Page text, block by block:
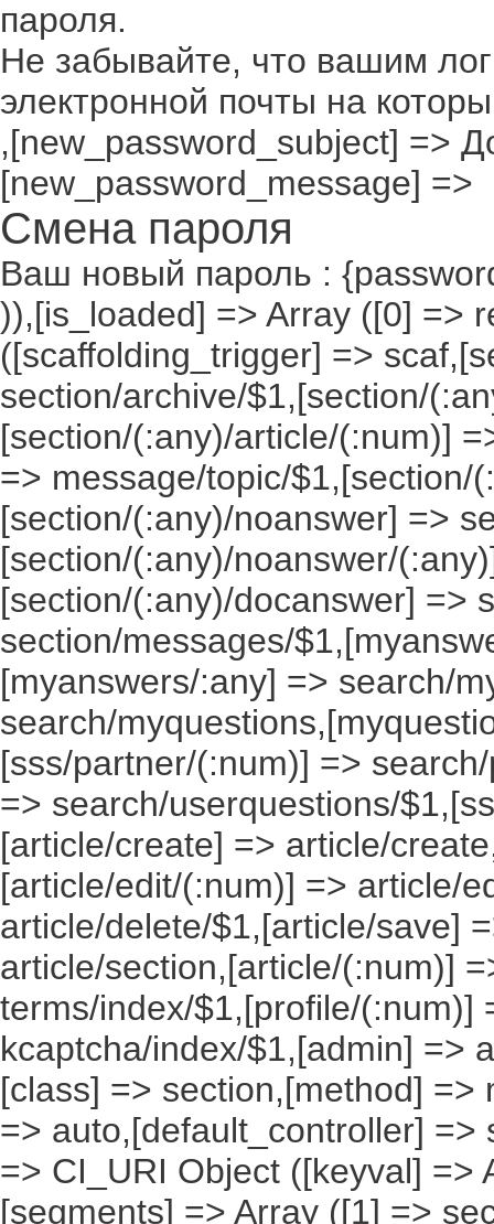
пароля.
Не забывайте, что вашим
электронной почты на
,[new_password_subject] =>
[new_password_message] =>
Смена пароля
Ваш новый пароль :
)),[is_loaded] => Array ([0] =>
([scaffolding_trigger] =>
section/archive/$1,[section/
[section/(:any)/article/(:num)]
=> message/topic/$1,[section/
[section/(:any)/noanswer] =>
[section/(:any)/noanswer/
[section/(:any)/docanswer] =>
section/messages/
[myanswers/:any] => search/
search/
[sss/partner/(:num)] =>
=> search/userquestions/
[article/create] => article/
[article/edit/(:num)] => article/
article/delete/$1,[article/save]
article/section,[article/(:num)]
terms/index/$1,[profile/(:num)]
kcaptcha/index/$1,[admin] =>
[class] => section,[method]
=> auto,[default_controller]
=> CI_URI Object ([keyval] =>
[segments] => Array ([1] =>